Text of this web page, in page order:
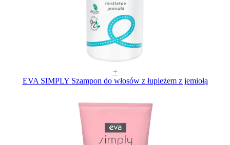
+
EVA SIMPLY Szampon do włosów z łupieżem z jemiołą